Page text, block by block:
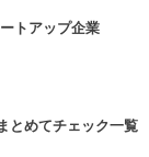
トアップ企業
とめてチェック一覧